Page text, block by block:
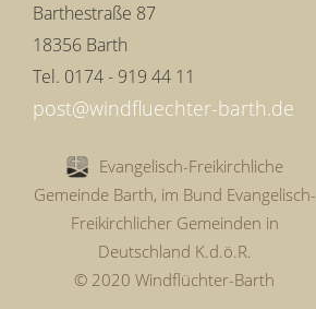
Barthestraße 87
18356 Barth
Tel. 0174 - 919 44 11
Evangelisch-Freikirchliche
Gemeinde Barth, im Bund Evangelisch-
Freikirchlicher Gemeinden in
Deutschland K.d.ö.R.
© 2020 Windflüchter-Barth